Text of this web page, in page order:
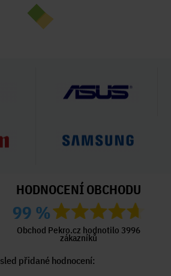
HODNOCENÍ OBCHODU
99 %
Obchod Pekro.cz hodnotilo 3996
zákazníků
přidané hodnocení: